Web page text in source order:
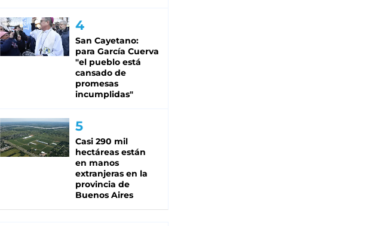
San Cayetano:
para García Cuerva
"el pueblo está
cansado de
promesas
incumplidas"
Casi 290 mil
hectáreas están
en manos
extranjeras en la
provincia de
Buenos Aires